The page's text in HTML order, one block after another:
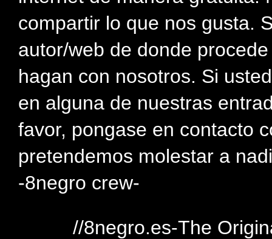
compartir lo que nos gusta.
autor/web de donde
hagan con nosotros. Si
en alguna de nuestras
favor, pongase en contacto
pretendemos molestar a
-8negro crew-
//8negro.es-The